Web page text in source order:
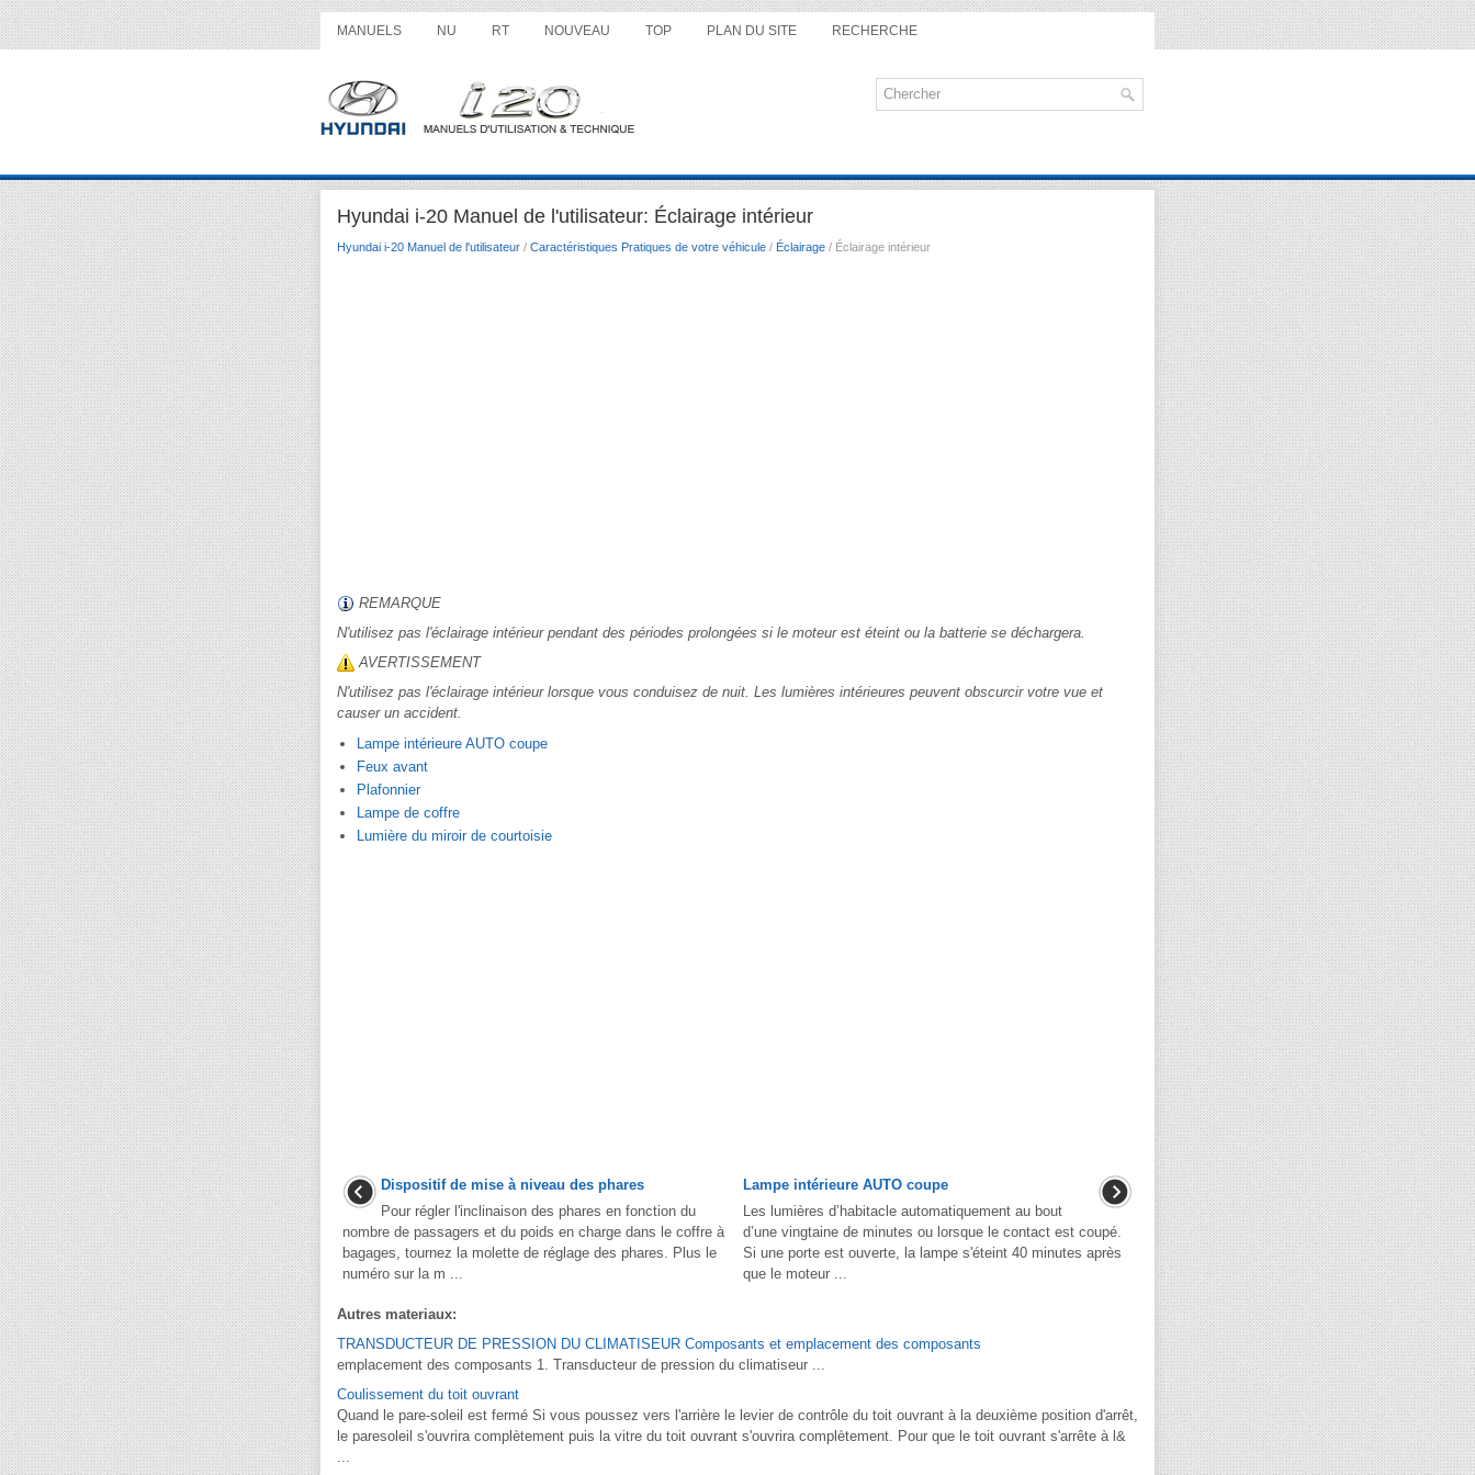
MANUELS NU RT NOUVEAU TOP PLAN DU SITE RECHERCHE
Hyundai i-20 Manuel de l'utilisateur: Éclairage intérieur
Hyundai i-20 Manuel de l'utilisateur / Caractéristiques Pratiques de votre véhicule / Éclairage / Éclairage intérieur
REMARQUE
N'utilisez pas l'éclairage intérieur pendant des périodes prolongées si le moteur est éteint ou la batterie se déchargera.
AVERTISSEMENT
N'utilisez pas l'éclairage intérieur lorsque vous conduisez de nuit. Les lumières intérieures peuvent obscurcir votre vue et
causer un accident.
Lampe intérieure AUTO coupe
Feux avant
Plafonnier
Lampe de coffre
Lumière du miroir de courtoisie
Dispositif de mise à niveau des phares
Pour régler l'inclinaison des phares en fonction du
nombre de passagers et du poids en charge dans le coffre à
bagages, tournez la molette de réglage des phares. Plus le
numéro sur la m ...
Lampe intérieure AUTO coupe
Les lumières d’habitacle automatiquement au bout
d’une vingtaine de minutes ou lorsque le contact est coupé.
Si une porte est ouverte, la lampe s'éteint 40 minutes après
que le moteur ...
Autres materiaux:
TRANSDUCTEUR DE PRESSION DU CLIMATISEUR Composants et emplacement des composants
emplacement des composants 1. Transducteur de pression du climatiseur ...
Coulissement du toit ouvrant
Quand le pare-soleil est fermé Si vous poussez vers l'arrière le levier de contrôle du toit ouvrant à la deuxième position d'arrêt,
le paresoleil s'ouvrira complètement puis la vitre du toit ouvrant s'ouvrira complètement. Pour que le toit ouvrant s'arrête à l&
...